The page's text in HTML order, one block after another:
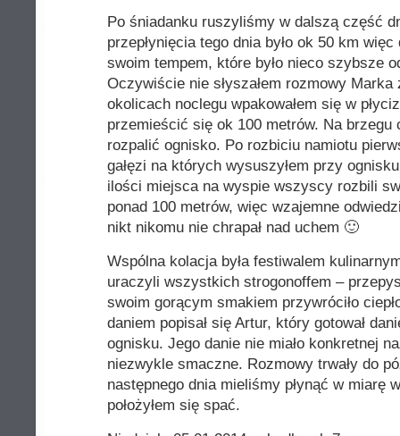
Po śniadanku ruszyliśmy w dalszą część
przepłynięcia tego dnia było ok 50 km
swoim tempem, które było nieco szybsze
Oczywiście nie słyszałem rozmowy
okolicach noclegu wpakowałem się w
przemieścić się ok 100 metrów. Na brzegu
rozpalić ognisko. Po rozbiciu namiotu
gałęzi na których wysuszyłem przy
ilości miejsca na wyspie wszyscy rozbili
ponad 100 metrów, więc wzajemne
nikt nikomu nie chrapał nad uchem 🙂
Wspólna kolacja była festiwalem
uraczyli wszystkich strogonoffem –
swoim gorącym smakiem przywróciło
daniem popisał się Artur, który gotował
ognisku. Jego danie nie miało konkretnej
niezwykle smaczne. Rozmowy trwały do
następnego dnia mieliśmy płynąć w miarę
położyłem się spać.